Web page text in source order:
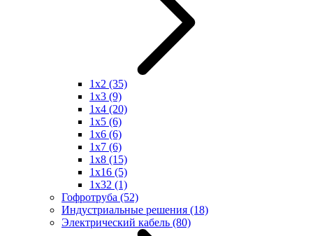
1x2 (35)
1x3 (9)
1x4 (20)
1x5 (6)
1x6 (6)
1x7 (6)
1x8 (15)
1x16 (5)
1x32 (1)
Гофротруба (52)
Индустриальные решения (18)
Электрический кабель (80)